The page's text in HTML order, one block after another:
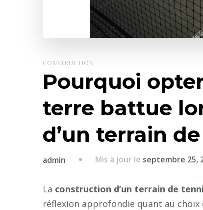
CONSTRUCTION
Pourquoi
terre battue
d’un terrain
admin Mis à jour le septembre 25,
La construction d’un terrain de
réflexion approfondie quant au